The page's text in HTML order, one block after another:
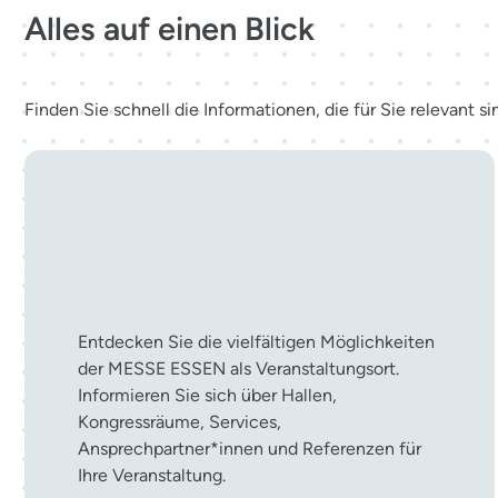
Alles auf einen Blick
Finden Sie schnell die Informationen, die für Sie relevant
Entdecken Sie die vielfältigen Möglichkeiten
der MESSE ESSEN als Veranstaltungsort.
Informieren Sie sich über Hallen,
Kongressräume, Services,
Ansprechpartner*innen und Referenzen für
Ihre Veranstaltung.